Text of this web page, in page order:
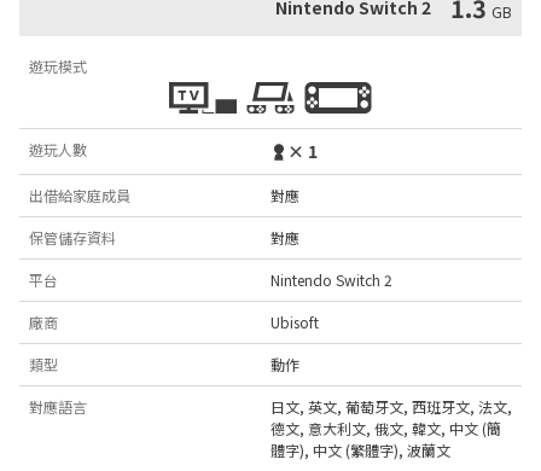
Nintendo Switch 2
1.3 GB
遊玩模式
遊玩人數 × 1
出借給家庭成員 對應
保管儲存資料 對應
平台 Nintendo Switch 2
廠商 Ubisoft
類型 動作
對應語言 日文, 英文, 葡萄牙文, 西班牙文, 法文,
德文, 意大利文, 俄文, 韓文, 中文 (簡
體字), 中文 (繁體字), 波蘭文